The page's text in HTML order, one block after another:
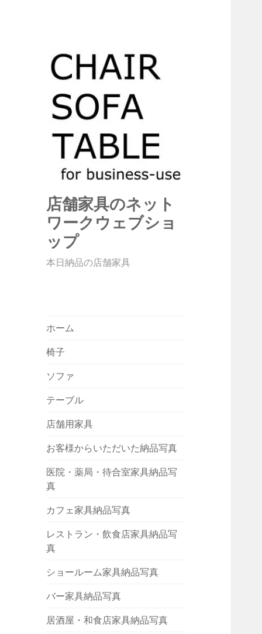
店舗家具のネット
ワークウェブショ
ップ
本日納品の店舗家具
ホーム
椅子
ソファ
テーブル
店舗用家具
お客様からいただいた納品写真
医院・薬局・待合室家具納品写
真
カフェ家具納品写真
レストラン・飲食店家具納品写
真
ショールーム家具納品写真
バー家具納品写真
居酒屋・和食店家具納品写真